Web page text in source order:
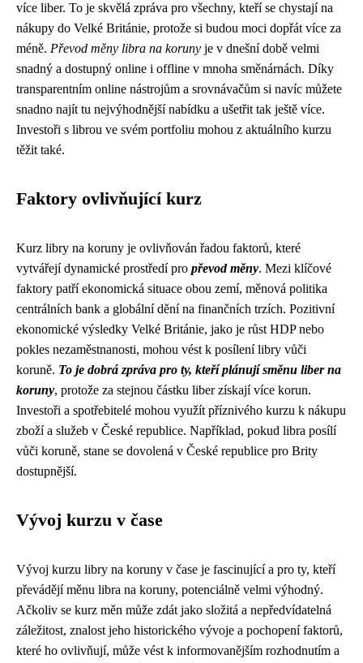
více liber. To je skvělá zpráva pro všechny, kteří se chystají na
nákupy do Velké Británie, protože si budou moci dopřát více za
méně. Převod měny libra na koruny je v dnešní době velmi
snadný a dostupný online i offline v mnoha směnárnách. Díky
transparentním online nástrojům a srovnávačům si navíc můžete
snadno najít tu nejvýhodnější nabídku a ušetřit tak ještě více.
Investoři s librou ve svém portfoliu mohou z aktuálního kurzu
těžit také.
Faktory ovlivňující kurz
Kurz libry na koruny je ovlivňován řadou faktorů, které
vytvářejí dynamické prostředí pro převod měny. Mezi klíčové
faktory patří ekonomická situace obou zemí, měnová politika
centrálních bank a globální dění na finančních trzích. Pozitivní
ekonomické výsledky Velké Británie, jako je růst HDP nebo
pokles nezaměstnanosti, mohou vést k posílení libry vůči
koruně. To je dobrá zpráva pro ty, kteří plánují směnu liber na
koruny, protože za stejnou částku liber získají více korun.
Investoři a spotřebitelé mohou využít příznivého kurzu k nákupu
zboží a služeb v České republice. Například, pokud libra posílí
vůči koruně, stane se dovolená v České republice pro Brity
dostupnější.
Vývoj kurzu v čase
Vývoj kurzu libry na koruny v čase je fascinující a pro ty, kteří
převádějí měnu libra na koruny, potenciálně velmi výhodný.
Ačkoliv se kurz měn může zdát jako složitá a nepředvídatelná
záležitost, znalost jeho historického vývoje a pochopení faktorů,
které ho ovlivňují, může vést k informovanějším rozhodnutím a